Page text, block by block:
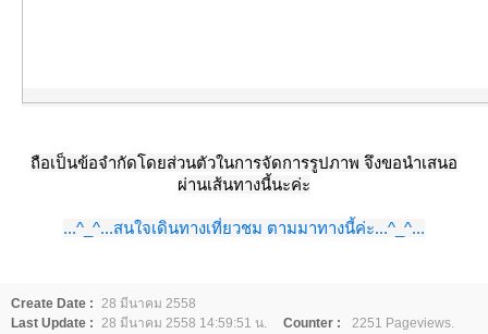
ถือเป็นข้อจำกัดโดยส่วนตัวในการจัดการรูปภาพ จึงขอนำเสนอ
ผ่านเส้นทางนี้นะค่ะ
...^_^...สนใจเดินทางเที่ยวชม ตามมาทางนี้ค่ะ...^_^...
Create Date : 28 มีนาคม 2558
Last Update : 28 มีนาคม 2558 14:59:51 น. Counter :
2251 Pageviews.